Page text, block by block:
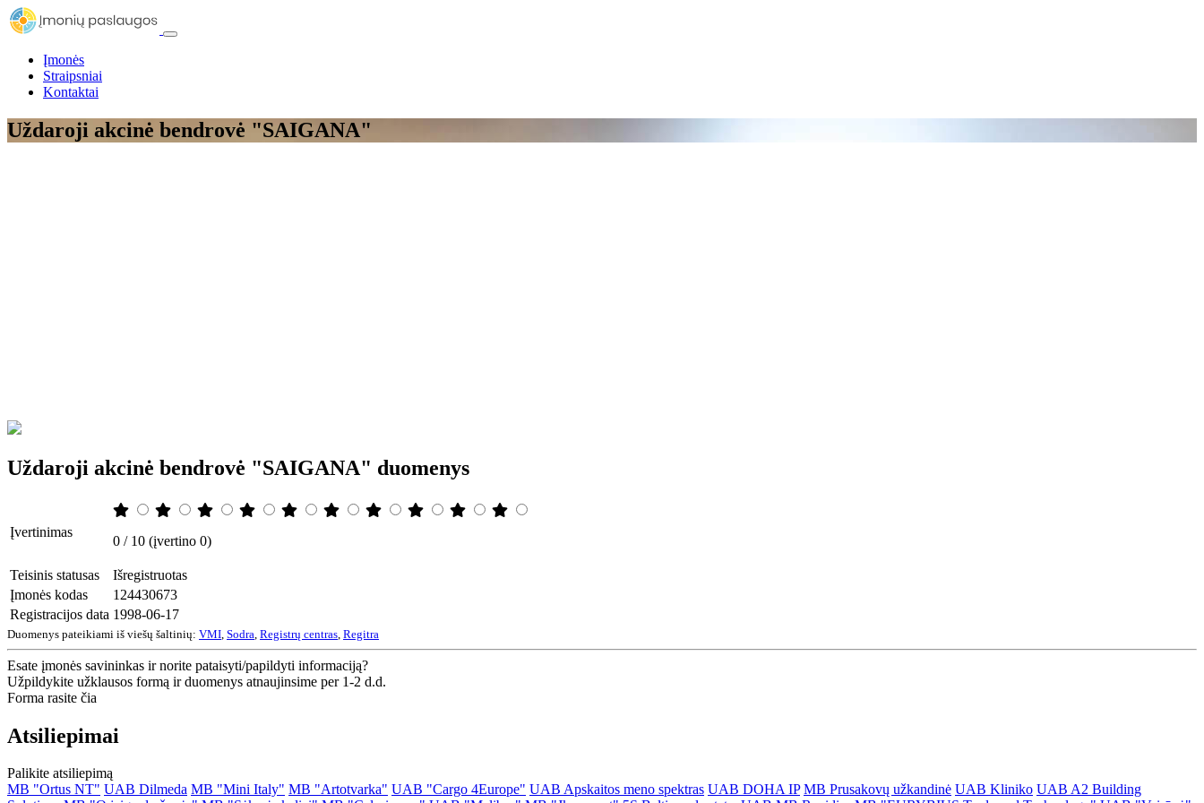
Įmonės
Straipsniai
Kontaktai
Uždaroji akcinė bendrovė "SAIGANA"
Uždaroji akcinė bendrovė "SAIGANA" duomenys
Įvertinimas
0 / 10 (įvertino 0)
Teisinis statusas
Išregistruotas
Įmonės kodas
124430673
Registracijos data 1998-06-17
Duomenys pateikiami iš viešų šaltinių: VMI Sodra Registrų centras Regitra
Esate įmonės savininkas ir norite pataisyti/papildyti informaciją?
Užpildykite užklausos formą ir duomenys atnaujinsime per 1-2 d.d.
Forma rasite čia
Atsiliepimai
Palikite atsiliepimą
MB "Ortus NT" UAB Dilmeda MB "Mini Italy" MB "Artotvarka" UAB "Cargo 4Europe" UAB Apskaitos meno spektras UAB DOHA IP MB Prusakovų užkandinė UAB Kliniko UAB A2 Building